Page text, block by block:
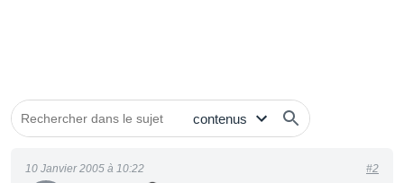
10 Janvier 2005 à 10:22 #2